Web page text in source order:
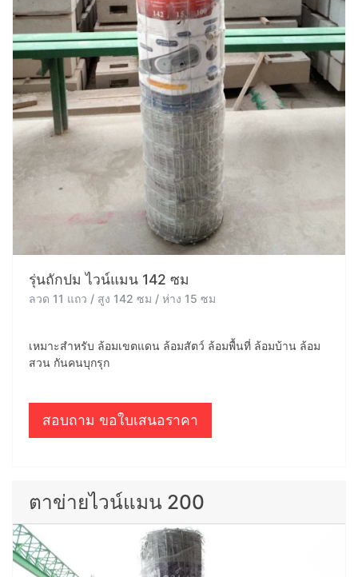
รุ่นถักปม ไวน์แมน 142 ซม
ลวด 11 แถว / สูง 142 ซม / ห่าง 15 ซม
เหมาะสำหรับ ล้อมเขตแดน ล้อมสัตว์ ล้อมพื้นที่ ล้อมบ้าน ล้อม
สวน กันคนบุกรุก
สอบถาม ขอใบเสนอราคา
ตาข่ายไวน์แมน 200